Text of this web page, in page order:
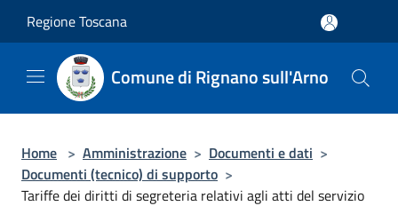
Regione Toscana
Comune di Rignano sull'Arno
Home > Amministrazione > Documenti e dati >
Documenti (tecnico) di supporto >
Tariffe dei diritti di segreteria relativi agli atti del servizio